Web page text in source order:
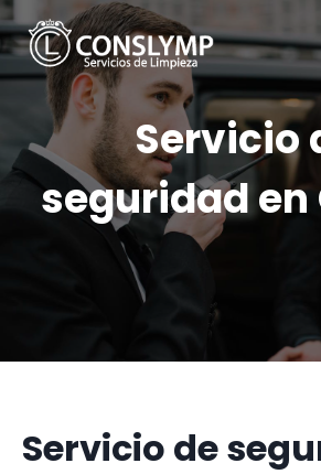
Saltar
al
contenido
Servicio
seguridad en
Servicio de